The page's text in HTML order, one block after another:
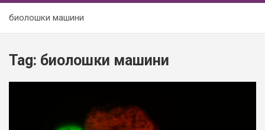
биолошки машини
Tag: биолошки машини